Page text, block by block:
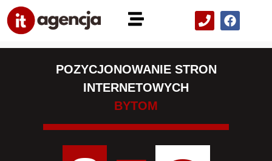
POZYCJONOWANIE STRON
INTERNETOWYCH
BYTOM